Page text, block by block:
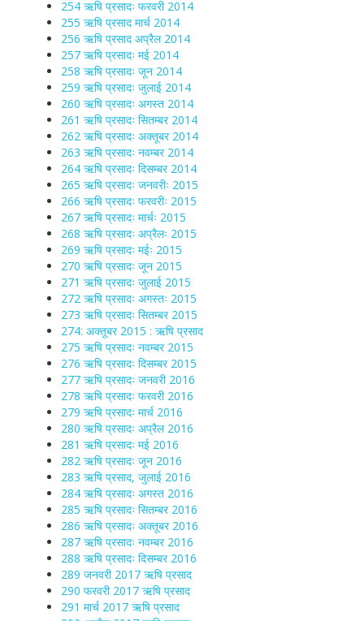
254 ऋषि प्रसादः फरवरी 2014
255 ऋषि प्रसाद मार्च 2014
256 ऋषि प्रसाद अप्रैल 2014
257 ऋषि प्रसादः मई 2014
258 ऋषि प्रसादः जून 2014
259 ऋषि प्रसादः जुलाई 2014
260 ऋषि प्रसादः अगस्त 2014
261 ऋषि प्रसादः सितम्बर 2014
262 ऋषि प्रसादः अक्तूबर 2014
263 ऋषि प्रसादः नवम्बर 2014
264 ऋषि प्रसादः दिसम्बर 2014
265 ऋषि प्रसादः जनवरीः 2015
266 ऋषि प्रसादः फरवरीः 2015
267 ऋषि प्रसादः मार्चः 2015
268 ऋषि प्रसादः अप्रैलः 2015
269 ऋषि प्रसादः मईः 2015
270 ऋषि प्रसादः जून 2015
271 ऋषि प्रसादः जुलाई 2015
272 ऋषि प्रसादः अगस्तः 2015
273 ऋषि प्रसादः सितम्बर 2015
274: अक्तूबर 2015 : ऋषि प्रसाद
275 ऋषि प्रसादः नवम्बर 2015
276 ऋषि प्रसादः दिसम्बर 2015
277 ऋषि प्रसादः जनवरी 2016
278 ऋषि प्रसादः फरवरी 2016
279 ऋषि प्रसादः मार्च 2016
280 ऋषि प्रसादः अप्रैल 2016
281 ऋषि प्रसादः मई 2016
282 ऋषि प्रसादः जून 2016
283 ऋषि प्रसाद, जुलाई 2016
284 ऋषि प्रसादः अगस्त 2016
285 ऋषि प्रसादः सितम्बर 2016
286 ऋषि प्रसादः अक्तूबर 2016
287 ऋषि प्रसादः नवम्बर 2016
288 ऋषि प्रसादः दिसम्बर 2016
289 जनवरी 2017 ऋषि प्रसाद
290 फरवरी 2017 ऋषि प्रसाद
291 मार्च 2017 ऋषि प्रसाद